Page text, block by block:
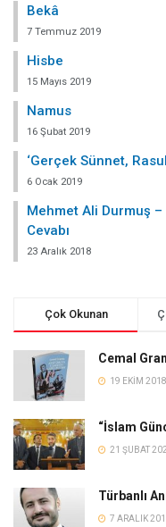
Bekâ
7 Temmuz 2019
Hisbe
15 Mayıs 2019
Namus
16 Şubat 2019
‘Gerçek Sünnet,
6 Ocak 2019
Mehmet Ali Durmuş –
Cevabı
23 Aralık 2018
Çok Okunan
Cemal
19 EKIM 2018
“İslam
21 ŞUBAT
Türbanlı
7 ARALIK